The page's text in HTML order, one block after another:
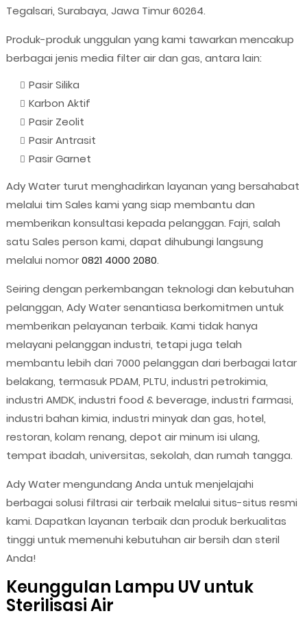
Tegalsari, Surabaya, Jawa Timur 60264.
Produk-produk unggulan yang kami tawarkan mencakup
berbagai jenis media filter air dan gas, antara lain:
Pasir Silika
Karbon Aktif
Pasir Zeolit
Pasir Antrasit
Pasir Garnet
Ady Water turut menghadirkan layanan yang bersahabat
melalui tim Sales kami yang siap membantu dan
memberikan konsultasi kepada pelanggan. Fajri, salah
satu Sales person kami, dapat dihubungi langsung
melalui nomor0821 4000 2080.
Seiring dengan perkembangan teknologi dan kebutuhan
pelanggan, Ady Water senantiasa berkomitmen untuk
memberikan pelayanan terbaik. Kami tidak hanya
melayani pelanggan industri, tetapi juga telah
membantu lebih dari 7000 pelanggan dari berbagai latar
belakang, termasuk PDAM, PLTU, industri petrokimia,
industri AMDK, industri food & beverage, industri farmasi,
industri bahan kimia, industri minyak dan gas, hotel,
restoran, kolam renang, depot air minum isi ulang,
tempat ibadah, universitas, sekolah, dan rumah tangga.
Ady Water mengundang Anda untuk menjelajahi
berbagai solusi filtrasi air terbaik melalui situs-situs resmi
kami. Dapatkan layanan terbaik dan produk berkualitas
tinggi untuk memenuhi kebutuhan air bersih dan steril
Anda!
Keunggulan Lampu UV untuk
Sterilisasi Air